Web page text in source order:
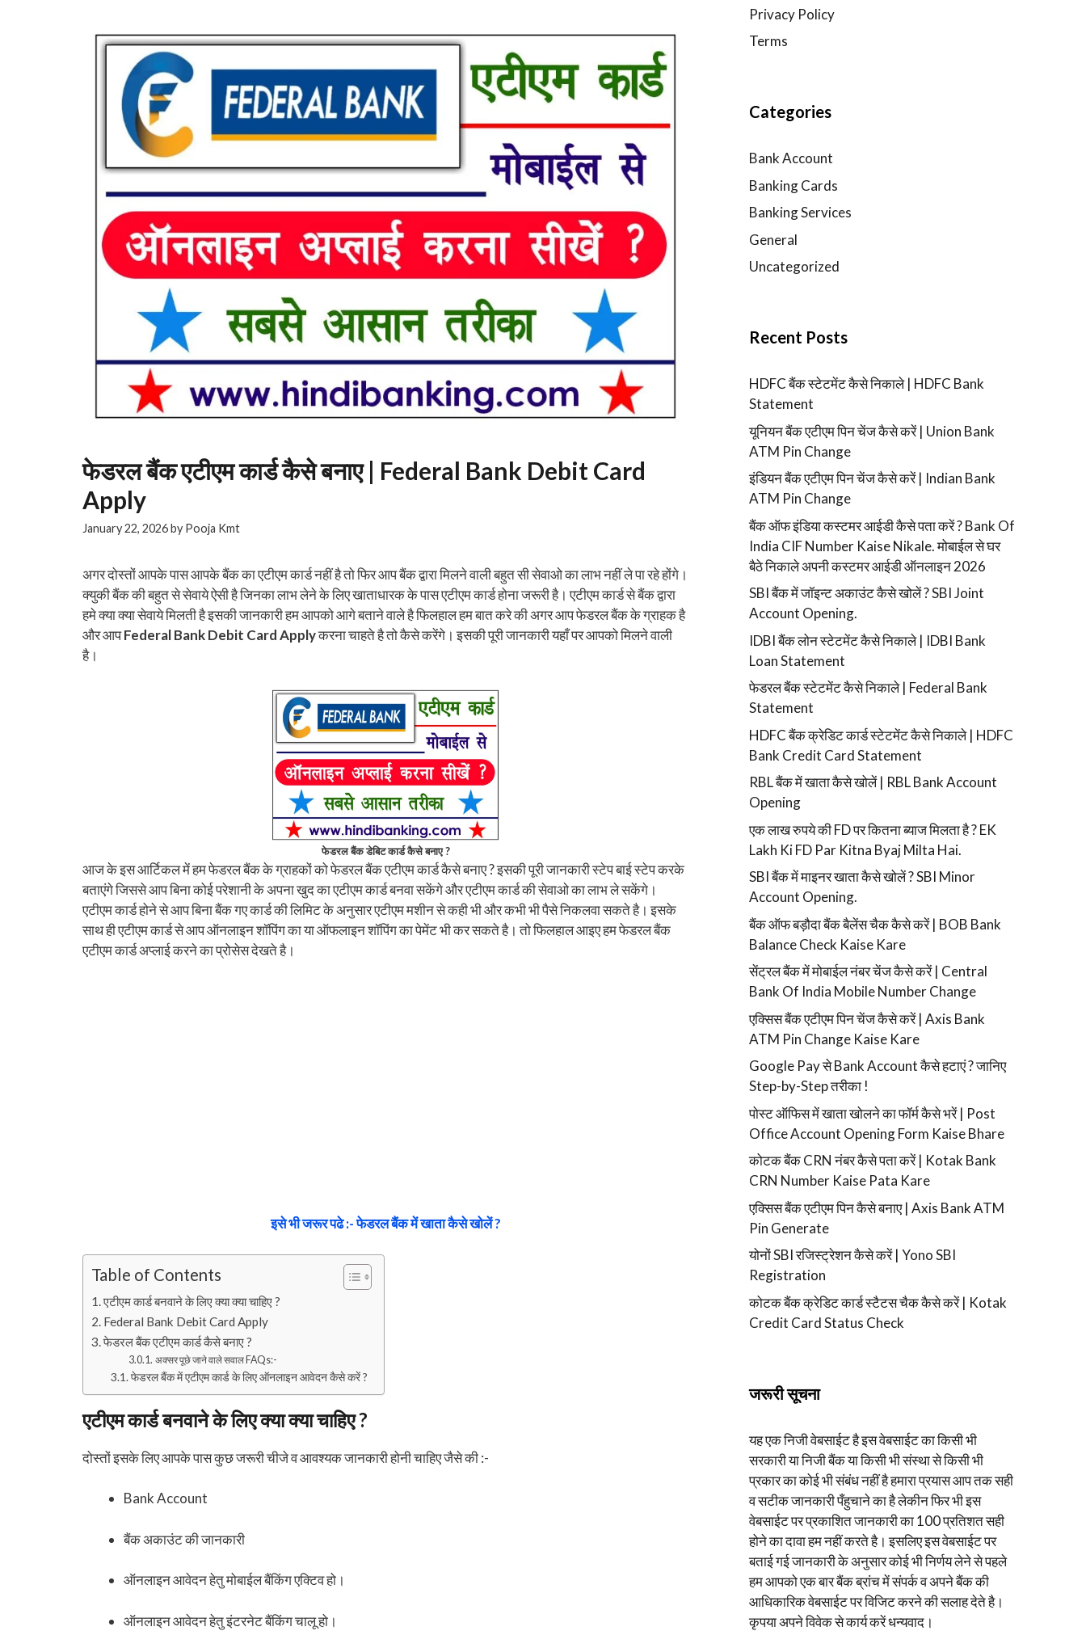
फेडरल बैंक एटीएम कार्ड कैसे बनाए | Federal Bank Debit Card
Apply
January 22, 2026 by Pooja Kmt
अगर दोस्तों आपके पास आपके बैंक का एटीएम कार्ड नहीं है तो फिर आप बैंक द्वारा मिलने वाली बहुत सी सेवाओ का लाभ नहीं ले पा रहे होंगे।
क्युकी बैंक की बहुत से सेवाये ऐसी है जिनका लाभ लेने के लिए खाताधारक के पास एटीएम कार्ड होना जरूरी है। एटीएम कार्ड से बैंक द्वारा
हमे क्या क्या सेवाये मिलती है इसकी जानकारी हम आपको आगे बताने वाले है फिलहाल हम बात करे की अगर आप फेडरल बैंक के ग्राहक है
और आपFederal Bank Debit Card Applyकरना चाहते है तो कैसे करेंगे। इसकी पूरी जानकारी यहाँ पर आपको मिलने वाली
है।
फेडरल बैंक डेबिट कार्ड कैसे बनाए ?
आज के इस आर्टिकल में हम फेडरल बैंक के ग्राहकों को फेडरल बैंक एटीएम कार्ड कैसे बनाए ? इसकी पूरी जानकारी स्टेप बाई स्टेप करके
बताएंगे जिससे आप बिना कोई परेशानी के अपना खुद का एटीएम कार्ड बनवा सकेंगे और एटीएम कार्ड की सेवाओ का लाभ ले सकेंगे।
एटीएम कार्ड होने से आप बिना बैंक गए कार्ड की लिमिट के अनुसार एटीएम मशीन से कही भी और कभी भी पैसे निकलवा सकते है। इसके
साथ ही एटीएम कार्ड से आप ऑनलाइन शॉपिंग का या ऑफलाइन शॉपिंग का पेमेंट भी कर सकते है। तो फिलहाल आइए हम फेडरल बैंक
एटीएम कार्ड अप्लाई करने का प्रोसेस देखते है।
इसे भी जरूर पढे :- फेडरल बैंक में खाता कैसे खोलें ?
Table of Contents
एटीएम कार्ड बनवाने के लिए क्या क्या चाहिए ?
Federal Bank Debit Card Apply
फेडरल बैंक एटीएम कार्ड कैसे बनाए ?
अक्सर पूछे जाने वाले सवाल FAQs:-
फेडरल बैंक में एटीएम कार्ड के लिए ऑनलाइन आवेदन कैसे करें ?
एटीएम कार्ड बनवाने के लिए क्या क्या चाहिए ?
दोस्तों इसके लिए आपके पास कुछ जरूरी चीजे व आवश्यक जानकारी होनी चाहिए जैसे की :-
Bank Account
बैंक अकाउंट की जानकारी
ऑनलाइन आवेदन हेतु मोबाईल बैंकिंग एक्टिव हो।
ऑनलाइन आवेदन हेतु इंटरनेट बैंकिंग चालू हो।
Privacy Policy
Terms
Categories
Bank Account
Banking Cards
Banking Services
General
Uncategorized
Recent Posts
HDFC बैंक स्टेटमेंट कैसे निकाले | HDFC Bank
Statement
यूनियन बैंक एटीएम पिन चेंज कैसे करें | Union Bank
ATM Pin Change
इंडियन बैंक एटीएम पिन चेंज कैसे करें | Indian Bank
ATM Pin Change
बैंक ऑफ इंडिया कस्टमर आईडी कैसे पता करें ? Bank Of
India CIF Number Kaise Nikale. मोबाईल से घर
बैठे निकाले अपनी कस्टमर आईडी ऑनलाइन 2026
SBI बैंक में जॉइन्ट अकाउंट कैसे खोलें ? SBI Joint
Account Opening.
IDBI बैंक लोन स्टेटमेंट कैसे निकाले | IDBI Bank
Loan Statement
फेडरल बैंक स्टेटमेंट कैसे निकाले | Federal Bank
Statement
HDFC बैंक क्रेडिट कार्ड स्टेटमेंट कैसे निकाले | HDFC
Bank Credit Card Statement
RBL बैंक में खाता कैसे खोलें | RBL Bank Account
Opening
एक लाख रुपये की FD पर कितना ब्याज मिलता है ? EK
Lakh Ki FD Par Kitna Byaj Milta Hai.
SBI बैंक में माइनर खाता कैसे खोलें ? SBI Minor
Account Opening.
बैंक ऑफ बड़ौदा बैंक बैलेंस चैक कैसे करें | BOB Bank
Balance Check Kaise Kare
सेंट्रल बैंक में मोबाईल नंबर चेंज कैसे करें | Central
Bank Of India Mobile Number Change
एक्सिस बैंक एटीएम पिन चेंज कैसे करें | Axis Bank
ATM Pin Change Kaise Kare
Google Pay से Bank Account कैसे हटाएं ? जानिए
Step-by-Step तरीका !
पोस्ट ऑफिस में खाता खोलने का फॉर्म कैसे भरें | Post
Office Account Opening Form Kaise Bhare
कोटक बैंक CRN नंबर कैसे पता करें | Kotak Bank
CRN Number Kaise Pata Kare
एक्सिस बैंक एटीएम पिन कैसे बनाए | Axis Bank ATM
Pin Generate
योनों SBI रजिस्ट्रेशन कैसे करें | Yono SBI
Registration
कोटक बैंक क्रेडिट कार्ड स्टैटस चैक कैसे करें | Kotak
Credit Card Status Check
जरूरी सूचना
यह एक निजी वेबसाईट है इस वेबसाईट का किसी भी
सरकारी या निजी बैंक या किसी भी संस्था से किसी भी
प्रकार का कोई भी संबंध नहीं है हमारा प्रयास आप तक सही
व सटीक जानकारी पँहुचाने का है लेकीन फिर भी इस
वेबसाईट पर प्रकाशित जानकारी का 100 प्रतिशत सही
होने का दावा हम नहीं करते है। इसलिए इस वेबसाईट पर
बताई गई जानकारी के अनुसार कोई भी निर्णय लेने से पहले
हम आपको एक बार बैंक ब्रांच में संपर्क व अपने बैंक की
आधिकारिक वेबसाईट पर विजिट करने की सलाह देते है।
कृपया अपने विवेक से कार्य करें धन्यवाद।